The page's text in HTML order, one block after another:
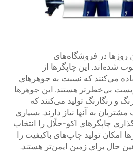
روزها در فروشگاه‌های
شده‌اند. این چاپگرها از
می‌کنند که نسبت به جوهرهای
بی‌خطرتر هستند. این جوهرها
و رنگارنگ تولید می‌کنند که
به آنها نیاز دارند. بسیاری
چاپگرهای اکو-حلّال را انتخاب
امکان تولید چاپ‌های باکیفیت را
حال برای زمین ایمن‌تر هستند.